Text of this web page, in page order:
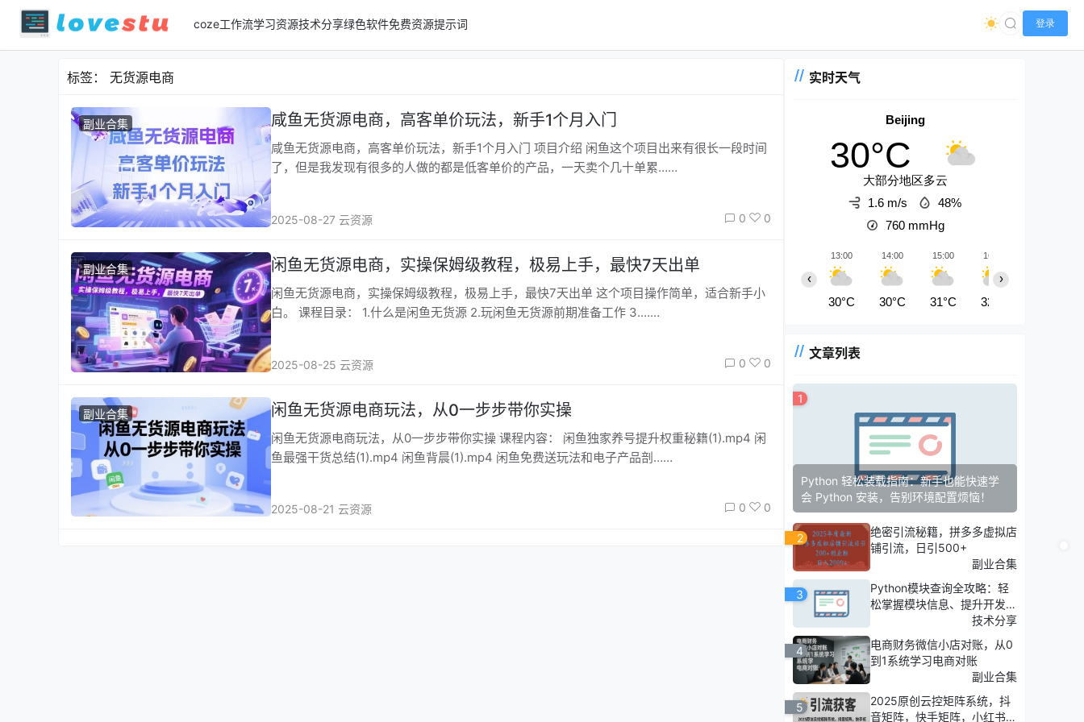
coze工作流学习资源技术分享绿色软件免费资源提示词 登录
标签： 无货源电商
副业合集 咸鱼无货源电商，高客单价玩法，新手1个月入门
咸鱼无货源电商，高客单价玩法，新手1个月入门 项目介绍 闲鱼这个项目出来有很长一段时间
了，但是我发现有很多的人做的都是低客单价的产品，一天卖个几十单累……
2025-08-27 云资源 0 0
副业合集 闲鱼无货源电商，实操保姆级教程，极易上手，最快7天出单
闲鱼无货源电商，实操保姆级教程，极易上手，最快7天出单 这个项目操作简单，适合新手小
白。 课程目录： 1.什么是闲鱼无货源 2.玩闲鱼无货源前期准备工作 3.……
2025-08-25 云资源 0 0
副业合集 闲鱼无货源电商玩法，从0一步步带你实操
闲鱼无货源电商玩法，从0一步步带你实操 课程内容： 闲鱼独家养号提升权重秘籍(1).mp4 闲
鱼最强干货总结(1).mp4 闲鱼背晨(1).mp4 闲鱼免费送玩法和电子产品剖……
2025-08-21 云资源 0 0
实时天气
Beijing
30°C
大部分地区多云
1.6 m/s
48%
760 mmHg
13:00
30°C
14:00
30°C
15:00
31°C
16:00
32°C
‹ ›
文章列表
1
Python 轻松装载指南：新手也能快速学
会 Python 安装，告别环境配置烦恼！
2
绝密引流秘籍，拼多多虚拟店
铺引流，日引500+
副业合集
3
Python模块查询全攻略：轻
松掌握模块信息、提升开发效
技术分享
4
电商财务微信小店对账，从0
到1系统学习电商对账
副业合集
5
2025原创云控矩阵系统，抖
音矩阵，快手矩阵，小红书矩